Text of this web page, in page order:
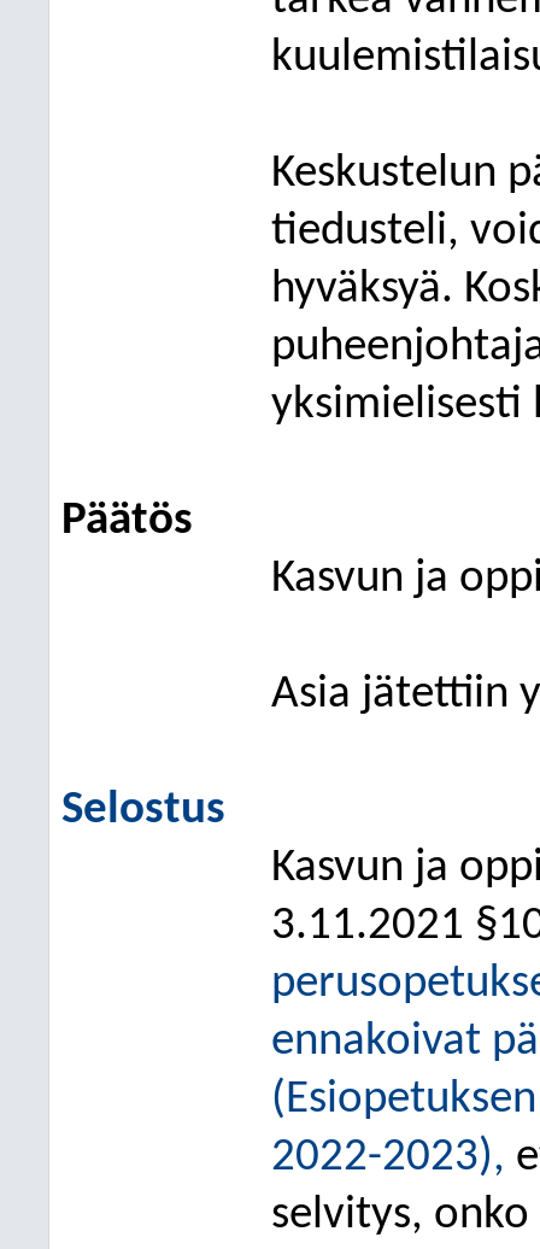
Keskustelun
tiedusteli,
hyväksyä.
yksimielisesti
Päätös
Kasvun ja
Asia jätettiin
Selostus
Kasvun ja
3.11.2021
ennakoivat
(
2022-2023),
selvitys,